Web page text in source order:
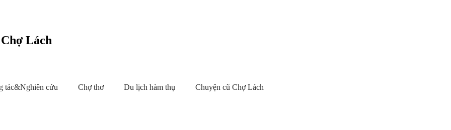
Lách
tác&Nghiên cứu Chợ thơ Du lịch hàm thụ Chuyện cũ Chợ Lách